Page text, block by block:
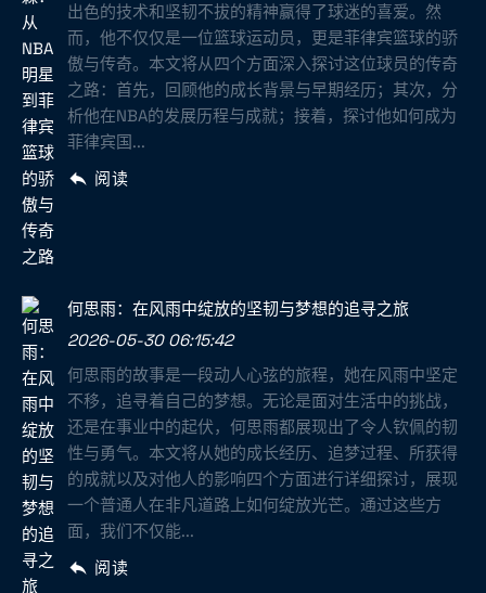
出色的技术和坚韧不拔的精神赢得了球迷的喜爱。然
而，他不仅仅是一位篮球运动员，更是菲律宾篮球的骄
傲与传奇。本文将从四个方面深入探讨这位球员的传奇
之路：首先，回顾他的成长背景与早期经历；其次，分
析他在NBA的发展历程与成就；接着，探讨他如何成为
菲律宾国...
阅读
何思雨：在风雨中绽放的坚韧与梦想的追寻之旅
2026-05-30 06:15:42
何思雨的故事是一段动人心弦的旅程，她在风雨中坚定
不移，追寻着自己的梦想。无论是面对生活中的挑战，
还是在事业中的起伏，何思雨都展现出了令人钦佩的韧
性与勇气。本文将从她的成长经历、追梦过程、所获得
的成就以及对他人的影响四个方面进行详细探讨，展现
一个普通人在非凡道路上如何绽放光芒。通过这些方
面，我们不仅能...
阅读